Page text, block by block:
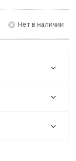
Нет в наличии